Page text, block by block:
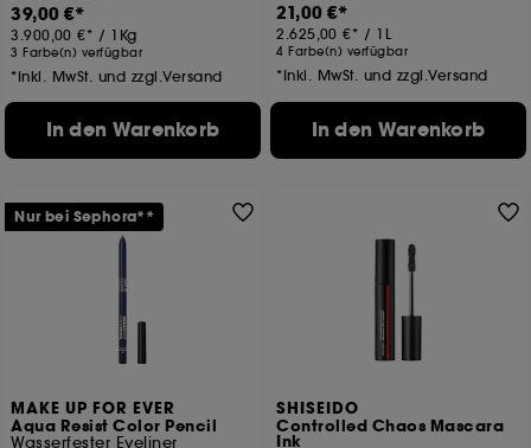
39,00 €
3.900,00 € / 1Kg
3 Farbe(n) verfügbar
*Inkl. MwSt. und zzgl.Versand
In den Warenkorb
21,00 €
2.625,00 € / 1L
4 Farbe(n) verfügbar
*Inkl. MwSt. und zzgl.Versand
In den Warenkorb
MAKE UP FOR EVER
Aqua Resist Color Pencil
Wasserfester Eyeliner
Nur bei Sephora**
SHISEIDO
Controlled Chaos Mascara
Ink